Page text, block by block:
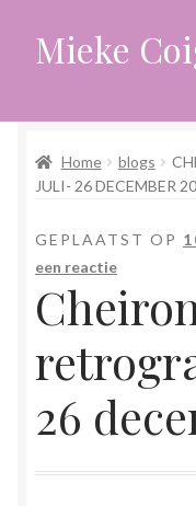
Ga
door
navigatie
Ga
naar
inhoud
Mieke
Afrekenen
Anders leven in een
Home blogs
JULI- 26 DECEMBER
GEPLAATST OP
een reactie
26